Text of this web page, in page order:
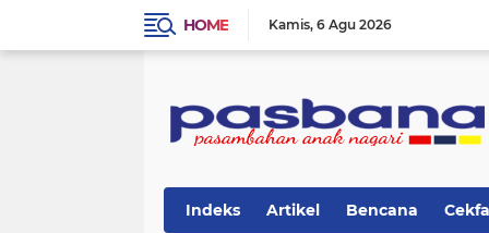
HOME Kamis 6 Agu 2026
Indeks Artikel Bencana